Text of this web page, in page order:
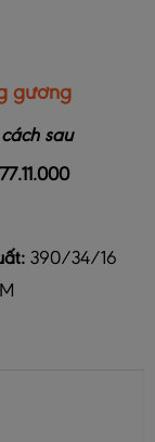
gương
sau
390/34/16